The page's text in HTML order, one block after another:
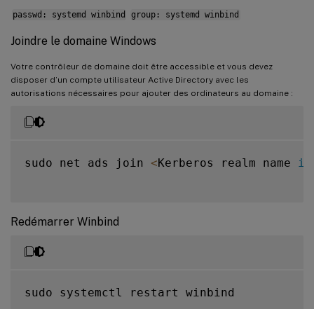
passwd: systemd winbind group: systemd winbind
Joindre le domaine Windows
Votre contrôleur de domaine doit être accessible et vous devez
disposer d’un compte utilisateur Active Directory avec les
autorisations nécessaires pour ajouter des ordinateurs au domaine :
sudo net ads join <Kerberos realm name in
Redémarrer Winbind
sudo systemctl restart winbind